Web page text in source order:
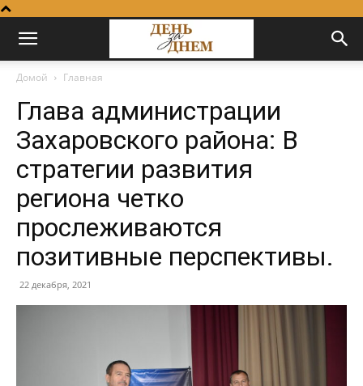
Домой Главная
Глава администрации
Захаровского района: В
стратегии развития
региона четко
прослеживаются
позитивные перспективы.
22 декабря, 2021